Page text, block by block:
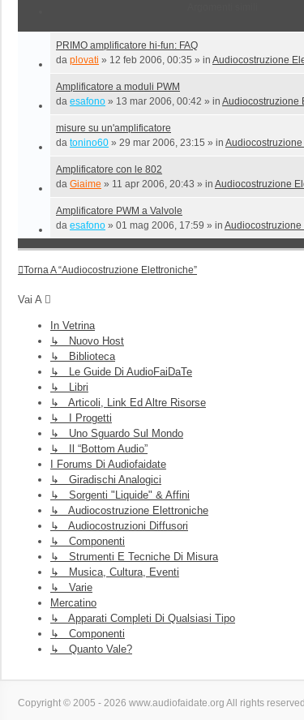
PRIMO amplificatore hi-fun: FAQ
da plovati » 12 feb 2006, 00:35 » in Audiocostruzione
Amplificatore a moduli PWM
da esafono » 13 mar 2006, 00:42 » in Audiocostruzione
misure su un'amplificatore
da tonino60 » 29 mar 2006, 23:15 » in
Amplificatore con le 802
da Giaime » 11 apr 2006, 20:43 » in Audiocostruzione
Amplificatore PWM a Valvole
da esafono » 01 mag 2006, 17:59 » in Audiocostruzione
Torna A “Audiocostruzione Elettroniche”
Vai A
In Vetrina
↳ Nuovo Host
↳ Biblioteca
↳ Le Guide Di AudioFaiDaTe
↳ Libri
↳ Articoli, Link Ed Altre Risorse
↳ I Progetti
↳ Uno Sguardo Sul Mondo
↳ Il “Bottom Audio”
I Forums Di Audiofaidate
↳ Giradischi Analogici
↳ Sorgenti "liquide" & Affini
↳ Audiocostruzione Elettroniche
↳ Audiocostruzioni Diffusori
↳ Componenti
↳ Strumenti E Tecniche Di Misura
↳ Musica, Cultura, Eventi
↳ Varie
Mercatino
↳ Apparati Completi Di Qualsiasi Tipo
↳ Componenti
↳ Quanto Vale?
Copyright © 2005 - 2026 www.audiofaidate.org All rights